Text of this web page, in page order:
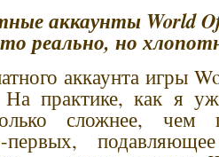
аккаунты World
реально, но
аккаунта игры
практике, как я
сложнее, чем
первых,